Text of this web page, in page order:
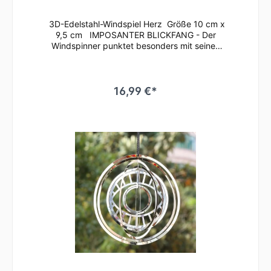
3D-Edelstahl-Windspiel Herz Größe 10 cm x
9,5 cm IMPOSANTER BLICKFANG - Der
Windspinner punktet besonders mit seinen
Lamellen können beliebig aufgefächert
werden, wodurch vor allem bei Rotation des
entsteht. Ein Genuss für jeden Betrachter!
Der Windspinner ist aus kaltgewalztem Stahl
gefertigt und vollflächig bedruckt, sowie mit
einer Klarlack-Lackierung versehen. Das
macht das Wind-Mobile äußerst
wetterbeständig und drehfreudig. Ideal
geeignet für den Außen- und Innenbereich.
Wie z.B. im Garten, auf der Terrasse oder
dem Balkon, an Bäumen, aber auch im
Innenbereich im Wohnzimmer, Kinderzimmer
oder Eingangsbereich. Ihrer Inspiration sind
kaum Grenzen gesetzt! Verschenken Sie
16,99 €*